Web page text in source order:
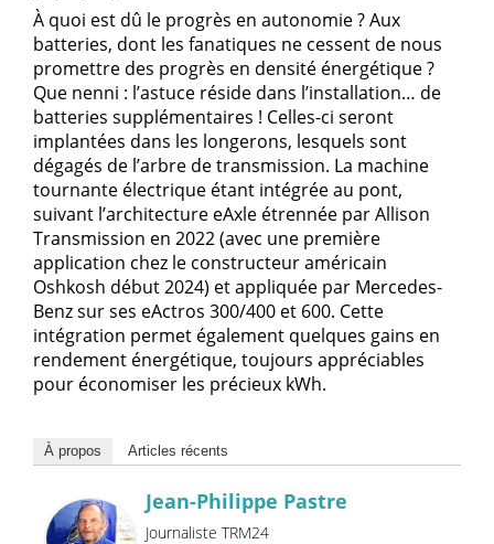
À quoi est dû le progrès en autonomie ? Aux
batteries, dont les fanatiques ne cessent de nous
promettre des progrès en densité énergétique ?
Que nenni : l’astuce réside dans l’installation… de
batteries supplémentaires ! Celles-ci seront
implantées dans les longerons, lesquels sont
dégagés de l’arbre de transmission. La machine
tournante électrique étant intégrée au pont,
suivant l’architecture eAxle étrennée par Allison
Transmission en 2022 (avec une première
application chez le constructeur américain
Oshkosh début 2024) et appliquée par Mercedes-
Benz sur ses eActros 300/400 et 600. Cette
intégration permet également quelques gains en
rendement énergétique, toujours appréciables
pour économiser les précieux kWh.
À propos Articles récents
Jean-Philippe Pastre
Journaliste TRM24